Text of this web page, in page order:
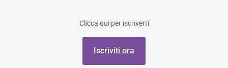
Clicca qui per iscriverti
Iscriviti ora